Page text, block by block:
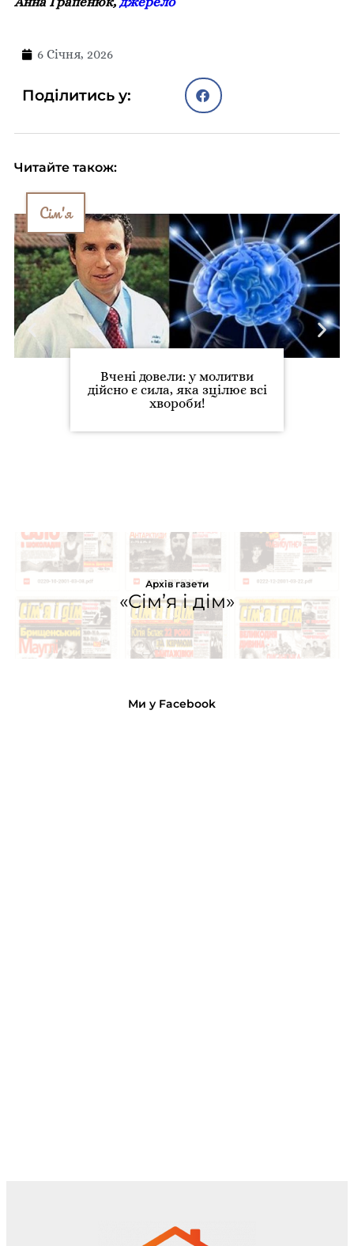
6 Січня, 2026
Поділитись у:
Читайте також:
Сім'я
Вчені довели: у молитви
дійсно є сила, яка зцілює всі
хвороби!
Архів газети
«Сім’я і дім»
Ми у Facebook